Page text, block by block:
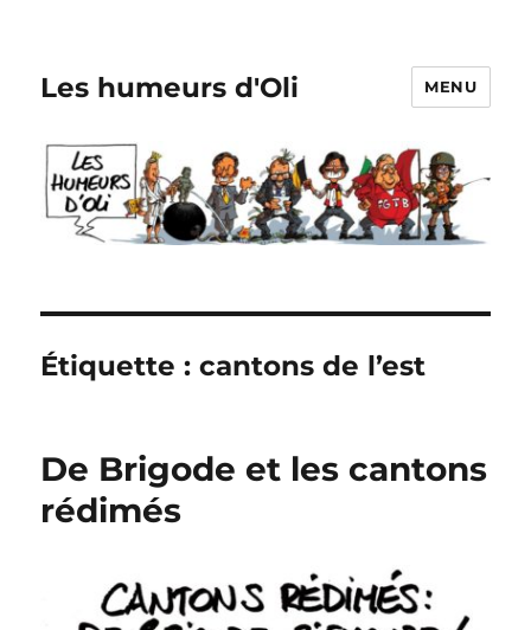
Les humeurs d'Oli MENU
Étiquette :cantons de l’est
De Brigode et les cantons
rédimés